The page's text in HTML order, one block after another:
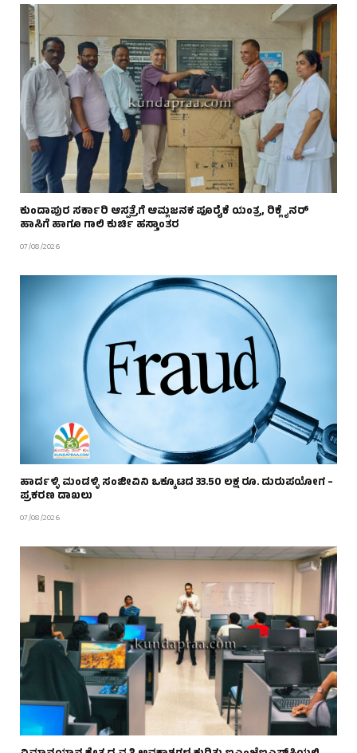
ಕುಂದಾಪುರ ಸರ್ಕಾರಿ ಆಸ್ಪತ್ರೆಗೆ ಆಮ್ಲಜನಕ ಪೂರೈಕೆ ಯಂತ್ರ, ರಿಕ್ಲೈನರ್
ಹಾಸಿಗೆ ಹಾಗೂ ಗಾಲಿ ಕುರ್ಚಿ ಹಸ್ತಾಂತರ
07/08/2026
ಹಾರ್ದಳ್ಳಿ ಮಂಡಳ್ಳಿ ಸಂಜೀವಿನಿ ಒಕ್ಕೂಟದ 33.50 ಲಕ್ಷ ರೂ. ದುರುಪಯೋಗ –
ಪ್ರಕರಣ ದಾಖಲು
07/08/2026